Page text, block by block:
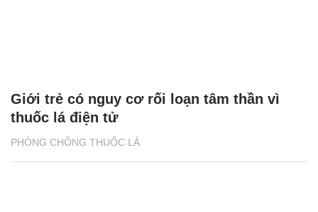
PHÒNG CHỐNG THUỐC LÁ
Giới trẻ có nguy cơ rối loạn tâm thần vì
thuốc lá điện tử